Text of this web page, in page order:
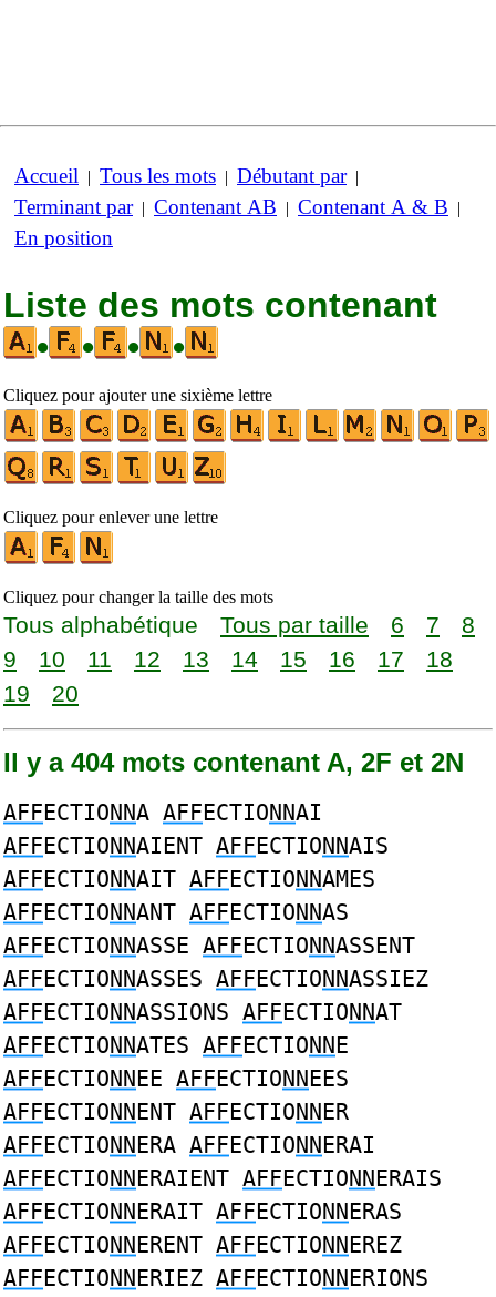
Accueil | Tous les mots | Débutant par|
Terminant par| Contenant AB | Contenant A & B |
En position
Liste des mots contenant
•
• • •
Cliquez pour ajouter une sixième lettre
Cliquez pour enlever une lettre
Cliquez pour changer la taille des mots
Tous alphabétique Tous par taille 6 7
8
9
10 11 12 13 14 15 16 17
18
19
20
Il y a 404 mots contenant A, 2F et 2N
AFFECTIONNA AFFECTIONNAI
AFFECTIONNAIENT AFFECTIONNAIS
AFFECTIONNAIT AFFECTIONNAMES
AFFECTIONNANT AFFECTIONNAS
AFFECTIONNASSE AFFECTIONNASSENT
AFFECTIONNASSES AFFECTIONNASSIEZ
AFFECTIONNASSIONS AFFECTIONNAT
AFFECTIONNATES AFFECTIONNE
AFFECTIONNEE AFFECTIONNEES
AFFECTIONNENT AFFECTIONNER
AFFECTIONNERA AFFECTIONNERAI
AFFECTIONNERAIENT AFFECTIONNERAIS
AFFECTIONNERAIT AFFECTIONNERAS
AFFECTIONNERENT AFFECTIONNEREZ
AFFECTIONNERIEZ AFFECTIONNERIONS